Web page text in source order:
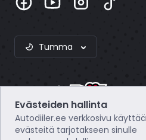
Tumma
Webzero OÜ
Evästeiden hallinta
Autodiiler.ee verkkosivu käyttää
evästeitä tarjotakseen sinulle